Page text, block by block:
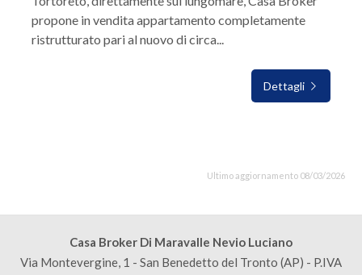
propone in vendita appartamento completamente
ristrutturato pari al nuovo di circa...
Dettagli
Ultimo aggiornamento 08/03/2026
Casa Broker Di Maravalle Nevio Luciano
Via Montevergine, 1 - San Benedetto del Tronto (AP) - P.IVA